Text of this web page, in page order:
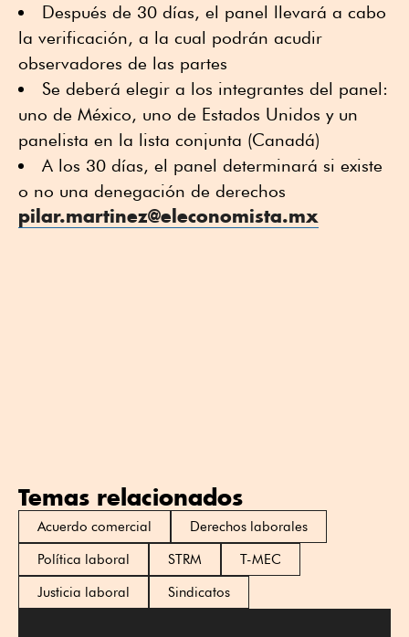
Después de 30 días, el panel llevará a cabo
la verificación, a la cual podrán acudir
observadores de las partes
Se deberá elegir a los integrantes del panel:
uno de México, uno de Estados Unidos y un
panelista en la lista conjunta (Canadá)
A los 30 días, el panel determinará si existe
o no una denegación de derechos
pilar.martinez@eleconomista.mx
Temas relacionados
Acuerdo comercial
Derechos laborales
Política laboral
STRM
T-MEC
Justicia laboral
Sindicatos